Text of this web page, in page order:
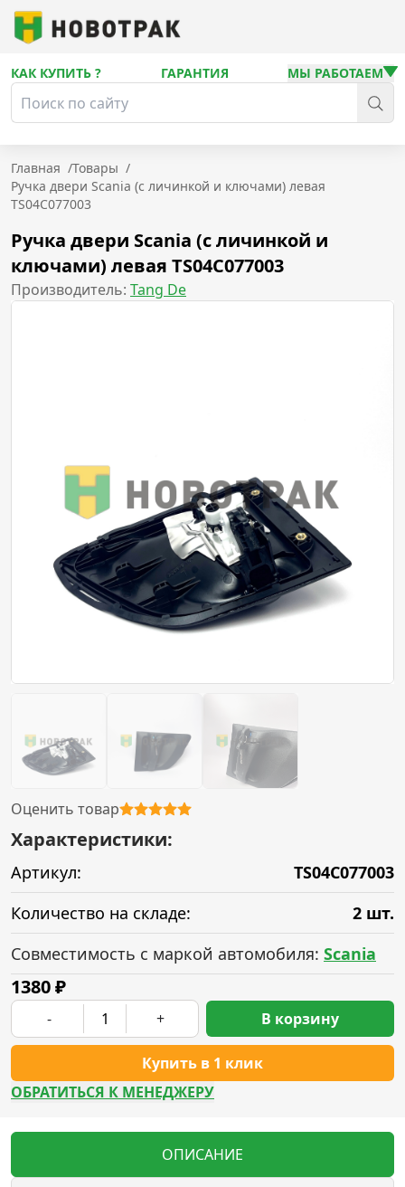
КАК КУПИТЬ ? ГАРАНТИЯ МЫ РАБОТАЕМ
Главная /Товары /
Ручка двери Scania (с личинкой и ключами) левая
TS04C077003
Ручка двери Scania (с личинкой и
ключами) левая TS04C077003
Производитель: Tang De
Оценить товар
Характеристики:
Артикул:
TS04C077003
Количество на складе:
2 шт.
Совместимость с маркой автомобиля: Scania
1380₽
- +
Купить в 1 клик
В корзину
ОБРАТИТЬСЯ К МЕНЕДЖЕРУ
ОПИСАНИЕ